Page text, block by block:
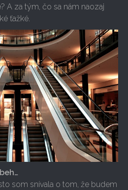
A za tým, čo sa nám naozaj
ťažké.
som snívala o tom, že budem